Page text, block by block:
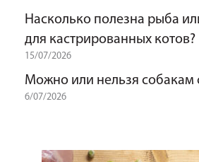
Насколько полезна рыба
для кастрированных котов?
15/07/2026
Можно или нельзя собакам
6/07/2026